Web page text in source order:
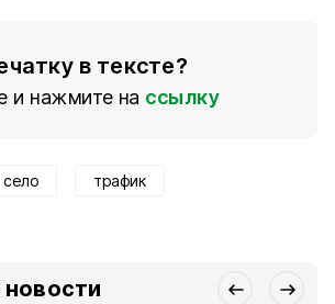
в тексте?
и нажмите на ссылку
село трафик